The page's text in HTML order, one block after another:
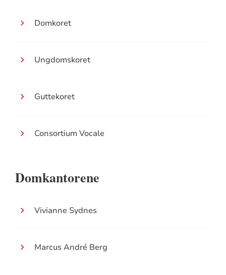
Domkoret
Ungdomskoret
Guttekoret
Consortium Vocale
Domkantorene
Vivianne Sydnes
Marcus André Berg